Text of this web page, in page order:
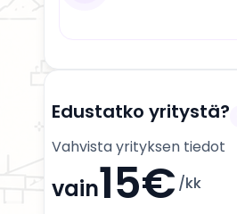
Edustatko yritystä?
Vahvista yrityksen tiedot
vain15€ /kk